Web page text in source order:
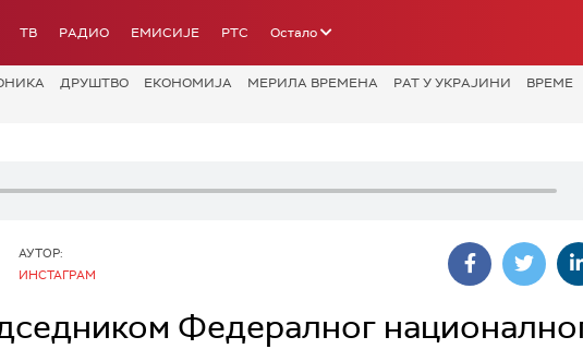
ТВ РАДИО ЕМИСИЈЕ РТС Остало
ДРУШТВО ЕКОНОМИЈА МЕРИЛА ВРЕМЕНА РАТ У УКРАЈИНИ ВРЕМЕ
АУТОР:
ИНСТАГРАМ
Федералног